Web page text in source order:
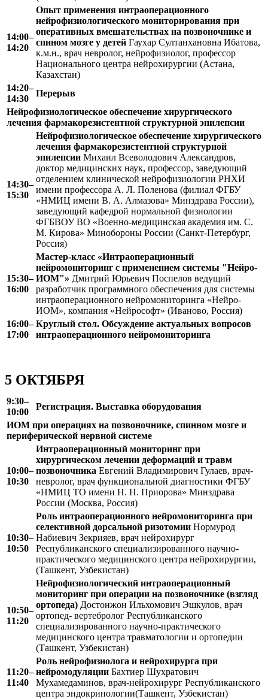
14:00–
14:20
Опыт применения интраоперационного
нейрофизиологического мониторирования при
оперативных вмешательствах на позвоночнике и
спином мозге у детей Гаухар Султанхановна Ибатова,
к.м.н., врач невролог, нейрофизиолог, профессор
Национального центра нейрохирургии (Астана,
Казахстан)
14:20–
14:30
Перерыв
Нейрофизиологическое обеспечение хирургического
лечения фармакорезистентной структурной эпилепсии
14:30–
15:30
Нейрофизиологическое обеспечение хирургического
лечения фармакорезистентной структурной
эпилепсии Михаил Всеволодович Александров,
доктор медицинских наук, профессор, заведующий
отделением клинической нейрофизиологии РНХИ
имени профессора А. Л. Поленова (филиал ФГБУ
«НМИЦ имени В. А. Алмазова» Минздрава России),
заведующий кафедрой нормальной физиологии
ФГБВОУ ВО «Военно-медицинская академия им. С.
М. Кирова» Минобороны России (Санкт-Петербург,
Россия)
15:30–
16:00
Мастер-класс «Интраоперационный
нейромониторинг с применением системы "Нейро-
ИОМ"» Дмитрий Юрьевич Поспелов ведущий
разработчик программного обеспечения для системы
интраоперационного нейромониторинга «Нейро-
ИОМ», компания «Нейрософт» (Иваново, Россия)
16:00–
17:00
Круглый стол. Обсуждение актуальных вопросов
интраоперационного нейромониторинга
5 ОКТЯБРЯ
9:30–
10:00
Регистрация. Выставка оборудования
ИОМ при операциях на позвоночнике, спинном мозге и
периферической нервной системе
10:00–
10:30
Интраоперационный мониторинг при
хирургическом лечении деформаций и травм
позвоночника Евгений Владимирович Гулаев, врач-
невролог, врач функциональной диагностики ФГБУ
«НМИЦ ТО имени Н. Н. Приорова» Минздрава
России (Москва, Россия)
10:30–
10:50
Роль интраоперационного нейромониторинга при
селективной дорсальной ризотомии Нормурод
Набиевич Зекрияев, врач нейрохирург
Республиканского специализированного научно-
практического медицинского центра нейрохирургии,
(Ташкент, Узбекистан)
10:50–
11:20
Нейрофизиологический интраоперационный
мониторинг при операции на позвоночнике (взгляд
ортопеда) Достонжон Ильхомович Эшкулов, врач
ортопед- вертебролог Республиканского
специализированного научно-практического
медицинского центра травматологии и ортопедии
(Ташкент, Узбекистан)
11:20–
11:40
Роль нейрофизиолога и нейрохирурга при
нейромодуляции Бахтиер Шухратович
Мухамедаминов, врач-нейрохирург Республиканского
центра эндокринологии(Ташкент, Узбекистан)